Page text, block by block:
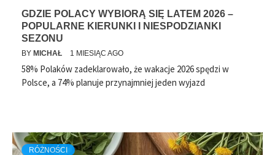
GDZIE POLACY WYBIORĄ SIĘ LATEM 2026 –
POPULARNE KIERUNKI I NIESPODZIANKI
SEZONU
BY MICHAŁ 1 MIESIĄC AGO
58% Polaków zadeklarowało, że wakacje 2026 spędzi w
Polsce, a 74% planuje przynajmniej jeden wyjazd
RÓŻNOŚCI